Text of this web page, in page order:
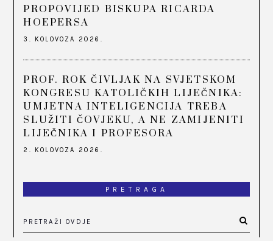
PROPOVIJED BISKUPA RICARDA
HOEPERSA
3. KOLOVOZA 2026.
PROF. ROK ČIVLJAK NA SVJETSKOM
KONGRESU KATOLIČKIH LIJEČNIKA:
UMJETNA INTELIGENCIJA TREBA
SLUŽITI ČOVJEKU, A NE ZAMIJENITI
LIJEČNIKA I PROFESORA
2. KOLOVOZA 2026.
PRETRAGA